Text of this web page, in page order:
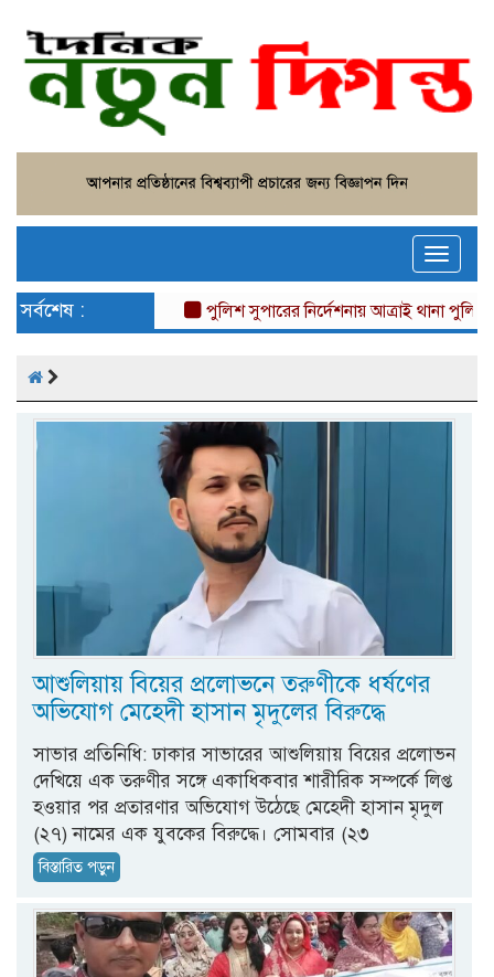
Toggle
সর্বশেষ : পুলিশ সুপারের নির্দেশনায় আত্রাই থানা পুলিশের
আশুলিয়ায় বিয়ের প্রলোভনে তরুণীকে ধর্ষণের
অভিযোগ মেহেদী হাসান মৃদুলের বিরুদ্ধে
সাভার প্রতিনিধি: ঢাকার সাভারের আশুলিয়ায় বিয়ের প্রলোভন
দেখিয়ে এক তরুণীর সঙ্গে একাধিকবার শারীরিক সম্পর্কে লিপ্ত
হওয়ার পর প্রতারণার অভিযোগ উঠেছে মেহেদী হাসান মৃদুল
(২৭) নামের এক যুবকের বিরুদ্ধে। সোমবার (২৩
বিস্তারিত পড়ুন